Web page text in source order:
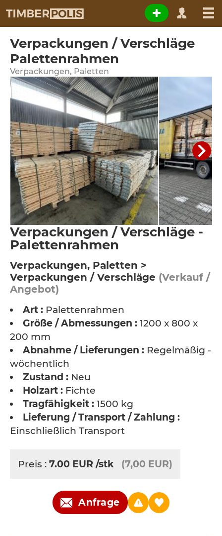
Verpackungen / Verschläge
Palettenrahmen
Verpackungen, Paletten
Verpackungen / Verschläge -
Palettenrahmen
Verpackungen, Paletten >
Verpackungen / Verschläge (Verkauf /
Angebot)
Art : Palettenrahmen
Größe / Abmessungen : 1200 x 800 x
200 mm
Abnahme / Lieferungen : Regelmäßig -
wöchentlich
Zustand : Neu
Holzart : Fichte
Tragfähigkeit : 1500 kg
Lieferung / Transport / Zahlung :
Einschließlich Transport
Preis : 7.00 EUR /stk (7,00 EUR)
Anfrage